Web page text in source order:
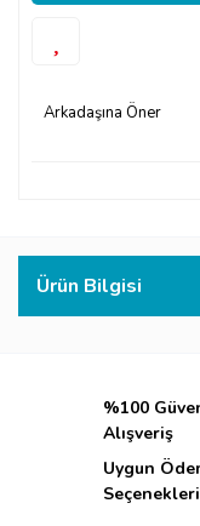
Arkadaşına Öner
Ürün Bilgisi
%100
Alışveriş
Uygun
Seçenekleri